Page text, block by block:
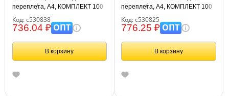
переплета, А4, КОМПЛЕКТ 100
белые, BRAUBERG, 530838
Код: с530838
736.04 ₽ОПТ
В корзину
переплета, А4, КОМПЛЕКТ 100
BRAUBERG, 530825
Код: с530825
776.25 ₽ОПТ
В корзину